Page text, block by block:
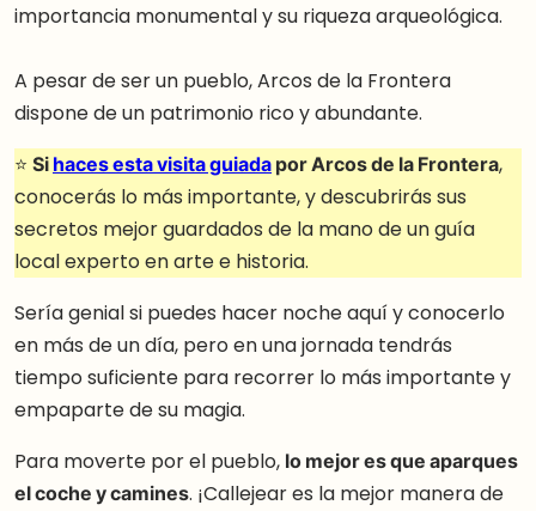
importancia monumental y su riqueza arqueológica.
A pesar de ser un pueblo, Arcos de la Frontera
dispone de un patrimonio rico y abundante.
⭐ Sihaces esta visita guiadapor Arcos de la Frontera,
conocerás lo más importante, y descubrirás sus
secretos mejor guardados de la mano de un guía
local experto en arte e historia.
Sería genial si puedes hacer noche aquí y conocerlo
en más de un día, pero en una jornada tendrás
tiempo suficiente para recorrer lo más importante y
empaparte de su magia.
Para moverte por el pueblo, lo mejor es que aparques
el coche y camines. ¡Callejear es la mejor manera de